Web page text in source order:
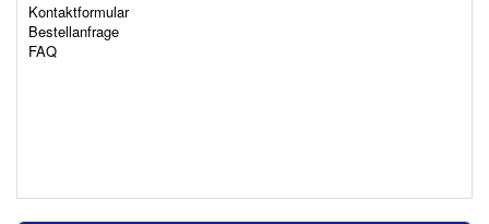
Kontaktformular
Bestellanfrage
FAQ